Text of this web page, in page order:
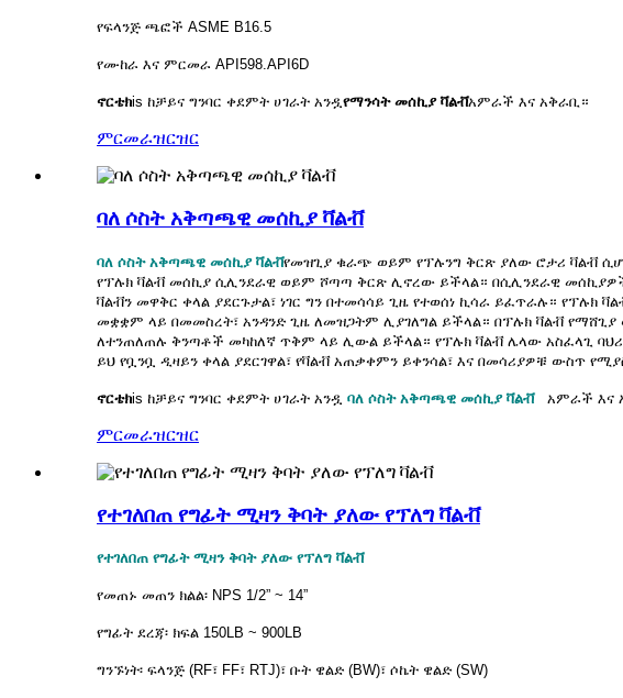
የፍላንጅ ጫፎች ASME B16.5
የሙከራ እና ምርመራ API598.API6D
ኖርቴክis ከቻይና ግንባር ቀደምት ሀገራት አንዷየማንሳት መሰኪያ ቫልቭአምራች እና አቅራቢ።
ምርመራዝርዝር
ባለ ሶስት አቅጣጫዊ መሰኪያ ቫልቭ
ባለ ሶስት አቅጣጫዊ መሰኪያ ቫልቭየመዝጊያ ቁራጭ ወይም የፕሉንግ ቅርጽ ያለው ሮታሪ ቫልቭ
የፕሉክ ቫልቭ መሰኪያ ሲሊንደራዊ ወይም ሾጣጣ ቅርጽ ሊኖረው ይችላል። በሲሊንደራዊ
ቫልቭን መዋቅር ቀላል ያደርጉታል፣ ነገር ግን በተመሳሳይ ጊዜ የተወሰነ ኪሳራ ይፈጥራሉ። የፕሉክ
መቋቋም ላይ በመመስረት፣ አንዳንድ ጊዜ ለመዝጋትም ሊያገለግል ይችላል። በፕሉክ ቫልቭ
ለተንጠለጠሉ ቅንጣቶች መካከለኛ ጥቅም ላይ ሊውል ይችላል። የፕሉክ ቫልቭ ሌላው አስፈላጊ ባህሪ
ይህ የቧንቧ ዲዛይን ቀላል ያደርገዋል፣ የቫልቭ አጠቃቀምን ይቀንሳል፣ እና በመሳሪያዎቹ ውስጥ
ኖርቴክis ከቻይና ግንባር ቀደምት ሀገራት አንዷ ባለ ሶስት አቅጣጫዊ መሰኪያ ቫልቭ አምራች እና
ምርመራዝርዝር
የተገለበጠ የግፊት ሚዛን ቅባት ያለው የፕለግ ቫልቭ
የተገለበጠ የግፊት ሚዛን ቅባት ያለው የፕለግ ቫልቭ
የመጠኑ መጠን ክልል፡ NPS 1/2” ~ 14”
የግፊት ደረጃ፡ ክፍል 150LB ~ 900LB
ግንኙነት፡ ፍላንጅ (RF፣ FF፣ RTJ)፣ ቡት ዌልድ (BW)፣ ሶኬት ዌልድ (SW)